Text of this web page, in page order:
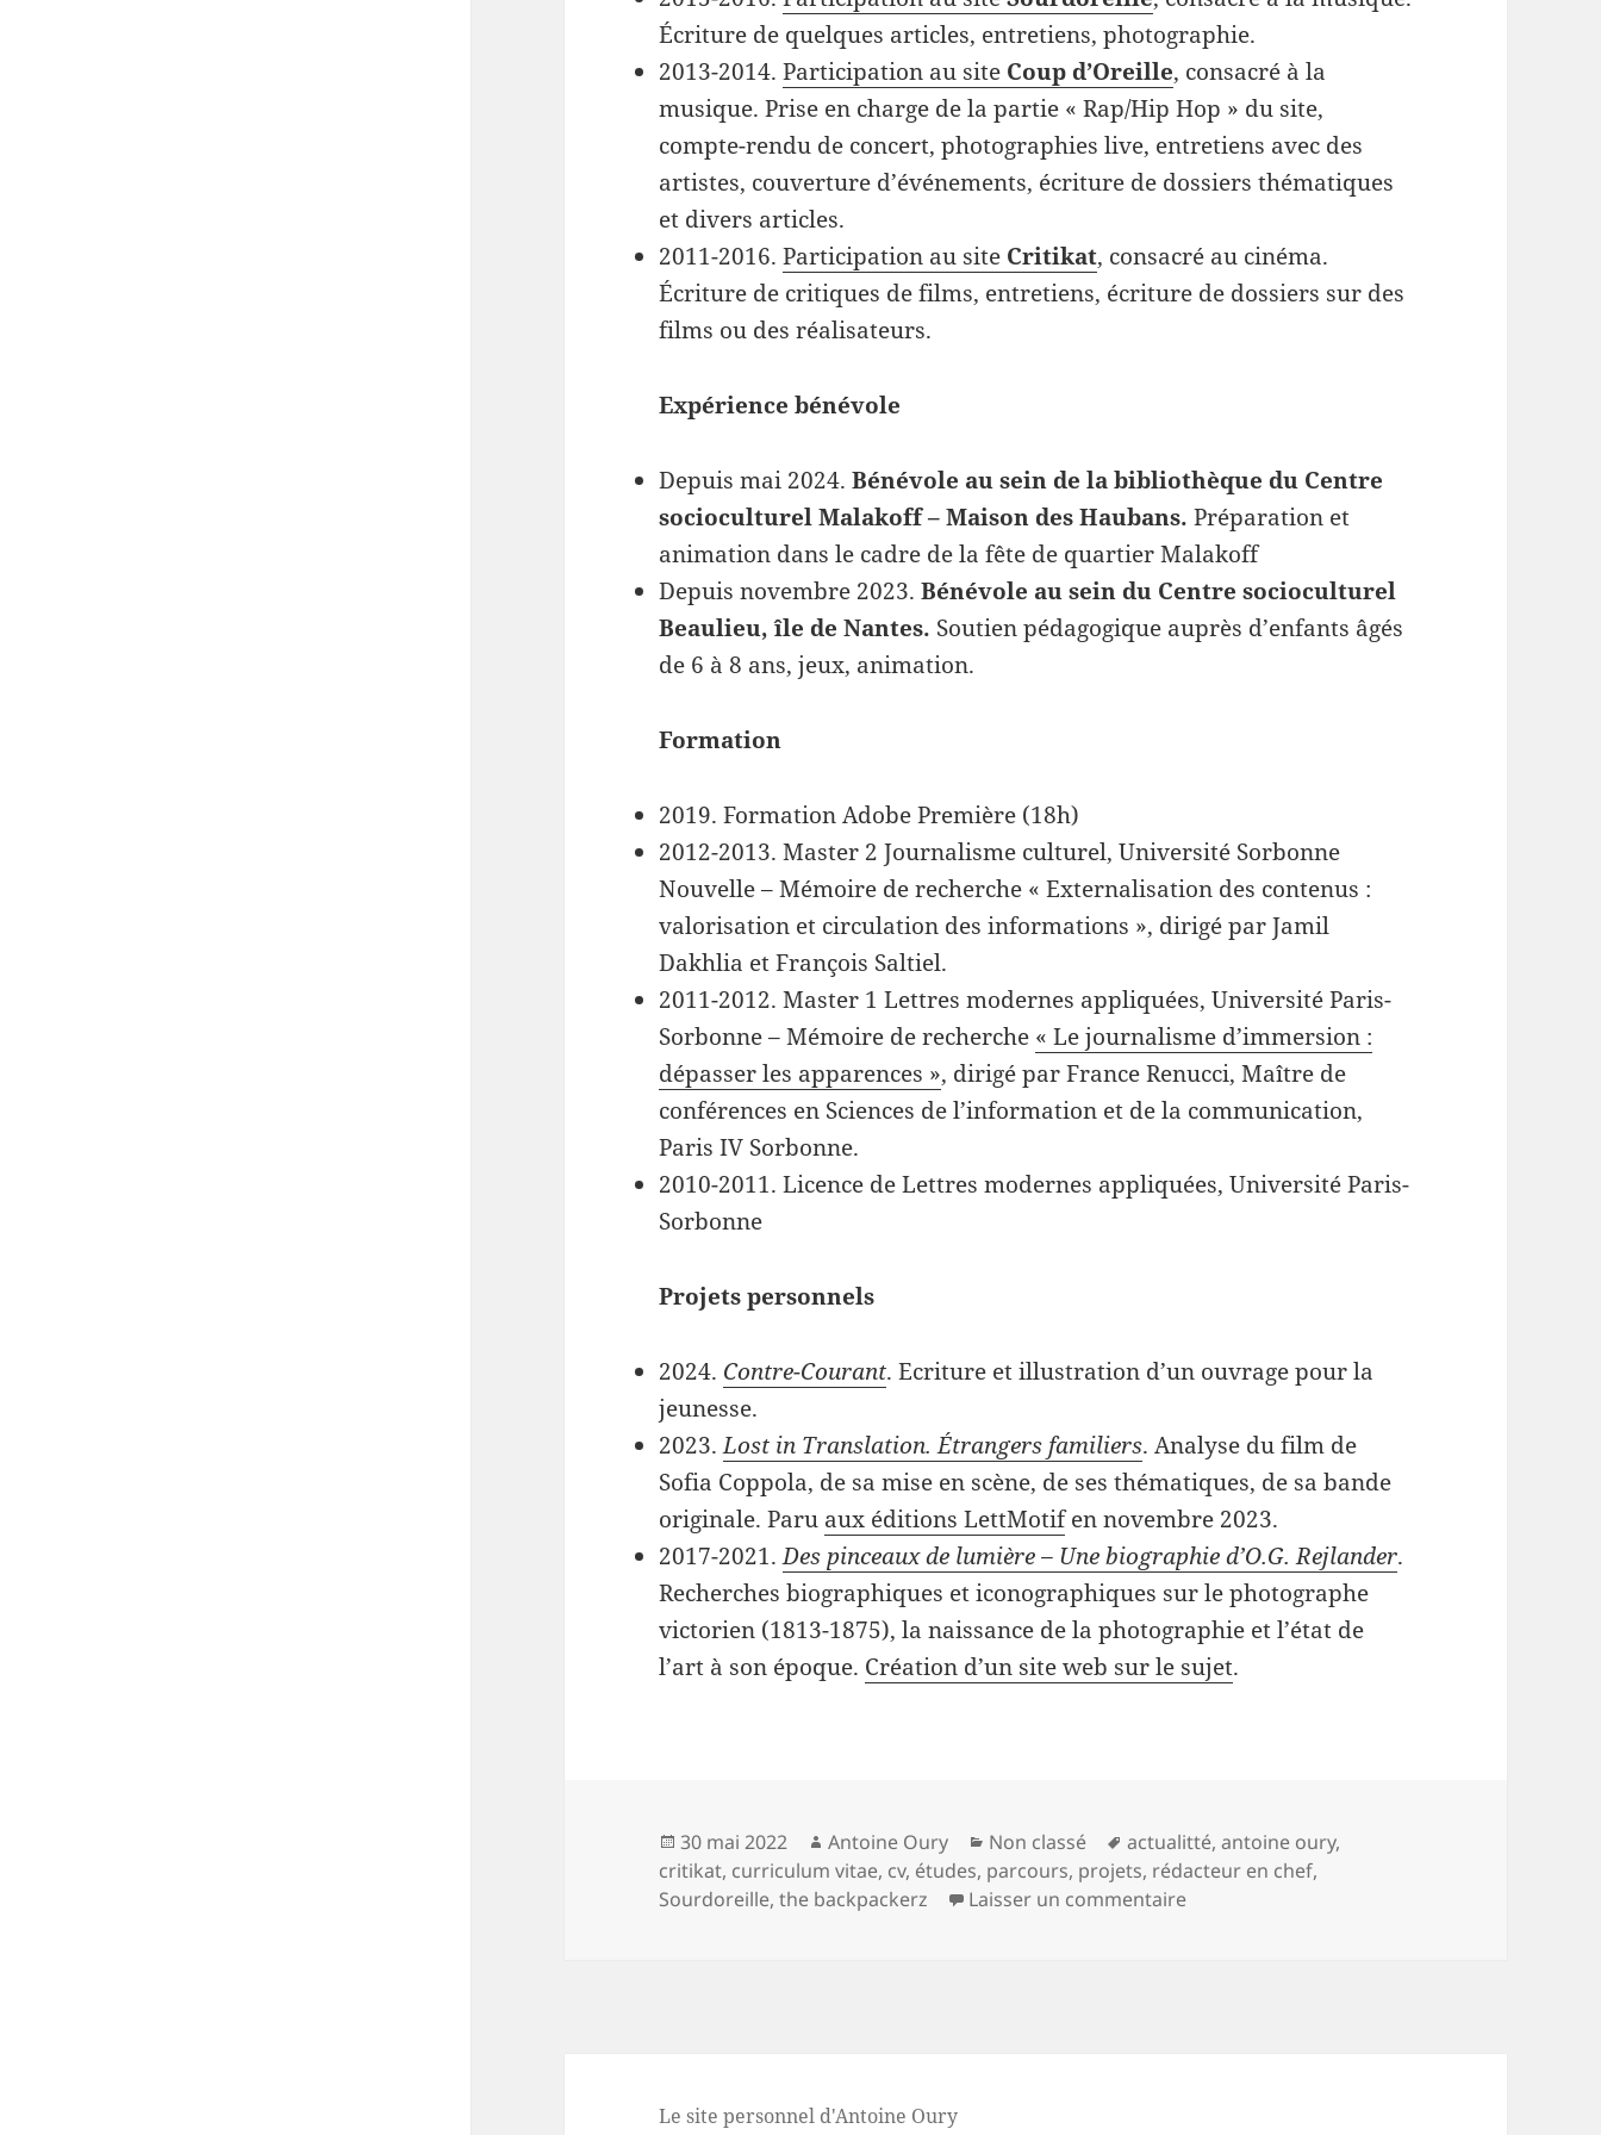
Écriture de quelques articles, entretiens, photographie.
2013-2014.Participation au site Coup d’Oreille, consacré à la
musique. Prise en charge de la partie « Rap/Hip Hop » du site,
compte-rendu de concert, photographies live, entretiens avec des
artistes, couverture d’événements, écriture de dossiers thématiques
et divers articles.
2011-2016.Participation au site Critikat, consacré au cinéma.
Écriture de critiques de films, entretiens, écriture de dossiers sur des
films ou des réalisateurs.
Expérience bénévole
Depuis mai 2024.Bénévole au sein de la bibliothèque du Centre
socioculturel Malakoff – Maison des Haubans. Préparation et
animation dans le cadre de la fête de quartier Malakoff
Depuis novembre 2023.Bénévole au sein du Centre socioculturel
Beaulieu, île de Nantes. Soutien pédagogique auprès d’enfants âgés
de 6 à 8 ans, jeux, animation.
Formation
2019. Formation Adobe Première (18h)
2012-2013. Master 2 Journalisme culturel, Université Sorbonne
Nouvelle – Mémoire de recherche « Externalisation des contenus :
valorisation et circulation des informations », dirigé par Jamil
Dakhlia et François Saltiel.
2011-2012. Master 1 Lettres modernes appliquées, Université Paris-
Sorbonne – Mémoire de recherche « Le journalisme d’immersion :
dépasser les apparences », dirigé par France Renucci, Maître de
conférences en Sciences de l’information et de la communication,
Paris IV Sorbonne.
2010-2011. Licence de Lettres modernes appliquées, Université Paris-
Sorbonne
Projets personnels
2024. Contre-Courant. Ecriture et illustration d’un ouvrage pour la
jeunesse.
2023.Lost in Translation. Étrangers familiers. Analyse du film de
Sofia Coppola, de sa mise en scène, de ses thématiques, de sa bande
originale. Paru aux éditions LettMotifen novembre 2023.
2017-2021.Des pinceaux de lumière – Une biographie d’O.G. Rejlander.
Recherches biographiques et iconographiques sur le photographe
victorien (1813-1875), la naissance de la photographie et l’état de
l’art à son époque. Création d’un site web sur le sujet.
Publié
le
30 mai 2022 Auteur
Antoine Oury Catégories
Non classé
Mots-
clés
actualitté,antoine oury,
critikat, curriculum vitae, cv, études, parcours, projets, rédacteur en chef,
Sourdoreille,the backpackerz Laisser un commentairesur Mon parcours
Le site personnel d'Antoine Oury